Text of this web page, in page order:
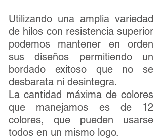
Utilizando una amplia variedad
de hilos con resistencia superior
podemos mantener en orden
sus diseños permitiendo un
bordado exitoso que no se
desbarata ni desintegra.
La cantidad máxima de colores
que manejamos es de 12
colores, que pueden usarse
todos en un mismo logo.